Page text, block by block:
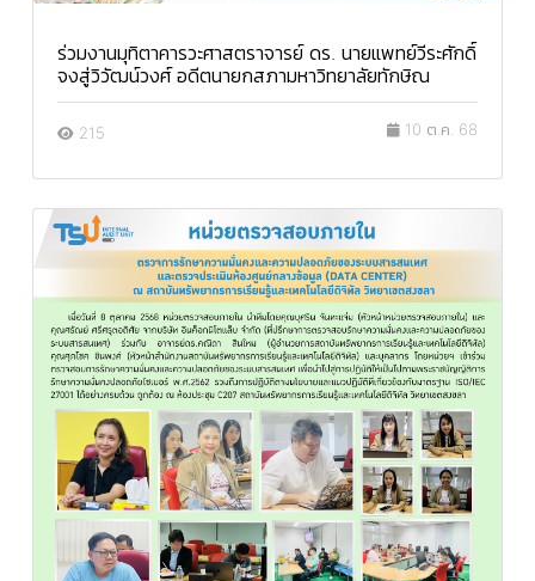
ร่วมงานมุทิตาคารวะศาสตราจารย์ ดร. นายแพทย์วีระศักดิ์
จงสู่วิวัฒน์วงศ์ อดีตนายกสภามหาวิทยาลัยทักษิณ
215 10 ต.ค. 68